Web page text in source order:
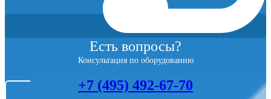
Есть вопросы?
Консультация по оборудованию
+7 (495) 492-67-70